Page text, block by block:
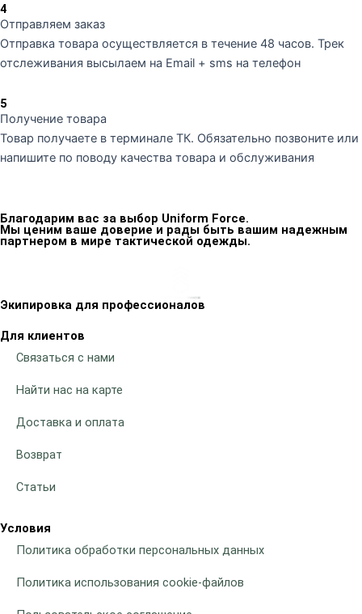
4
Отправляем заказ
Отправка товара осуществляется в течение 48 часов. Трек
отслеживания высылаем на Email + sms на телефон
5
Получение товара
Товар получаете в терминале ТК. Обязательно позвоните или
напишите по поводу качества товара и обслуживания
Благодарим вас за выбор Uniform Force.
Мы ценим ваше доверие и рады быть вашим надежным
партнером в мире тактической одежды.
Экипировка для профессионалов
Для клиентов
Связаться с нами
Найти нас на карте
Доставка и оплата
Возврат
Статьи
Условия
Политика обработки персональных данных
Политика использования cookie-файлов